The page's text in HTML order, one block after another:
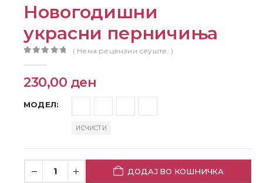
Новогодишни
украсни перничиња
( Нема рецензии сеуште. )
230,00 ден
МОДЕЛ
ИСЧИСТИ
ДОДАЈ ВО КОШНИЧКА